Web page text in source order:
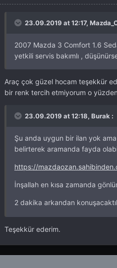
23.09.2019 at 12:17,
2007 Mazda 3 Comfort 1.6
yetkili servis bakımlı ,
Araç çok güzel hocam teşekkür
bir renk tercih etmiyorum o
23.09.2019 at 12:18, Burak :
Şu anda uygun bir ilan yok ama
belirterek aramanda fayda
https://
İnşallah en kısa zamanda
2 dakika arkandan
Teşekkür ederim.